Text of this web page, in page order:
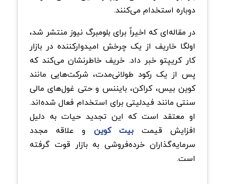
دوباره استخدام می‌کنند.
در مقاله‌ای که اخیراً برای بلومبرگ نیوز منتشر شد،
اولگا خاریف از یک چرخش امیدوارکننده در بازار
کار کریپتو خبر داد. خریف خاطرنشان می‌کند که
پس از یک رکود طولانی‌مدت، شرکت‌هایی مانند
کوین بیس، کراکن، بایننس و حتی غول‌های مالی
سنتی مانند فیدلیتی برای استخدام فعال شده‌اند.
او معتقد است که این تجدید حیات به دلیل
افزایش قیمتبیت کوین و علاقه مجدد
سرمایه‌گذاران خرده‌فروشی به بازار قوت گرفته
است.